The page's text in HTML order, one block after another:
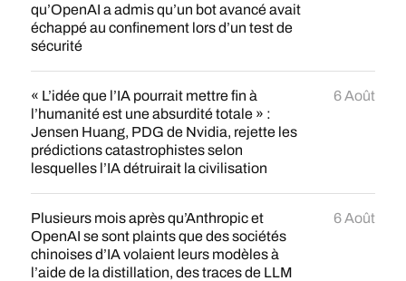
qu’OpenAI a admis qu’un bot avancé avait
échappé au confinement lors d’un test de
sécurité
« L’idée que l’IA pourrait mettre fin à
l’humanité est une absurdité totale » :
Jensen Huang, PDG de Nvidia, rejette les
prédictions catastrophistes selon
lesquelles l’IA détruirait la civilisation
6 Août
Plusieurs mois après qu’Anthropic et
OpenAI se sont plaints que des sociétés
chinoises d’IA volaient leurs modèles à
l’aide de la distillation, des traces de LLM
6 Août